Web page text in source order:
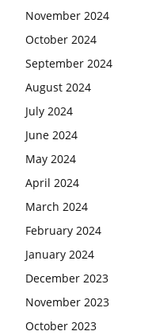
November 2024
October 2024
September 2024
August 2024
July 2024
June 2024
May 2024
April 2024
March 2024
February 2024
January 2024
December 2023
November 2023
October 2023